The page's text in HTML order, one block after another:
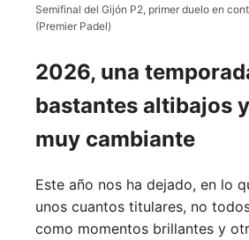
Semifinal del Gijón P2, primer duelo en
(Premier Padel)
2026, una
bastantes altibajos
muy cambiante
Este año nos ha dejado, en lo
unos cuantos titulares, no
como momentos brillantes y